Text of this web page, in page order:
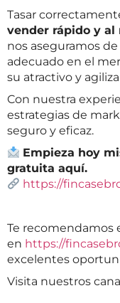
Tasar
vender rápido y al
nos aseguramos
adecuado en el
su atractivo y
Con nuestra
estrategias de
seguro y eficaz.
Empieza hoy
gratuita aquí.
https://
Te recomendamos
en https://
excelentes
Visita nuestros